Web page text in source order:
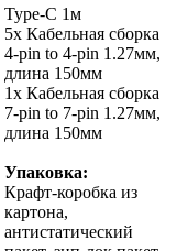
Type-C 1м
5x Кабельная сборка
4-pin to 4-pin 1.27мм,
длина 150мм
1х Кабельная сборка
7-pin to 7-pin 1.27мм,
длина 150мм
Упаковка:
Крафт-коробка из
картона,
антистатический